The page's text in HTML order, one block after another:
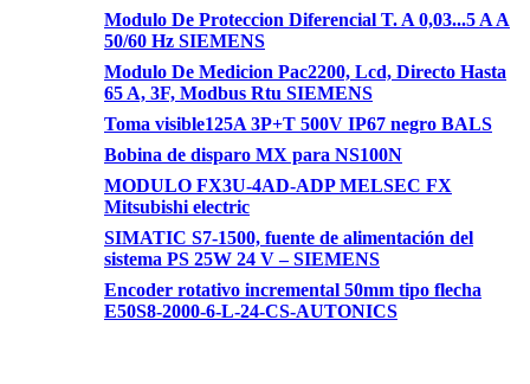
Modulo De Proteccion Diferencial T. A 0,03...5 A A
50/60 Hz SIEMENS
Modulo De Medicion Pac2200, Lcd, Directo Hasta
65 A, 3F, Modbus Rtu SIEMENS
Toma visible125A 3P+T 500V IP67 negro BALS
Bobina de disparo MX para NS100N
MODULO FX3U-4AD-ADP MELSEC FX
Mitsubishi electric
SIMATIC S7-1500, fuente de alimentación del
sistema PS 25W 24 V – SIEMENS
Encoder rotativo incremental 50mm tipo flecha
E50S8-2000-6-L-24-CS-AUTONICS